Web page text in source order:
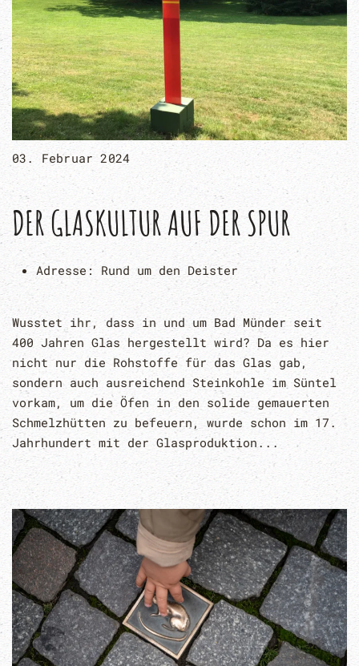
03. Februar 2024
DER GLASKULTUR AUF DER SPUR
Adresse: Rund um den Deister
Wusstet ihr, dass in und um Bad Münder seit
400 Jahren Glas hergestellt wird? Da es hier
nicht nur die Rohstoffe für das Glas gab,
sondern auch ausreichend Steinkohle im Süntel
vorkam, um die Öfen in den solide gemauerten
Schmelzhütten zu befeuern, wurde schon im 17.
Jahrhundert mit der Glasproduktion...